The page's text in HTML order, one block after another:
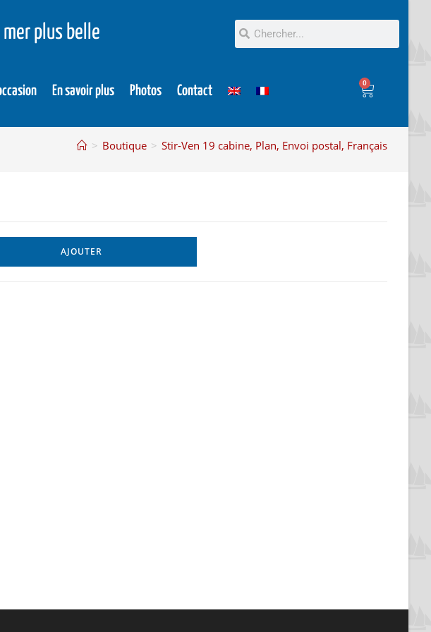
mer plus belle
En savoir plus Photos Contact
0
> Boutique > Stir-Ven 19 cabine, Plan, Envoi postal, Français
AJOUTER